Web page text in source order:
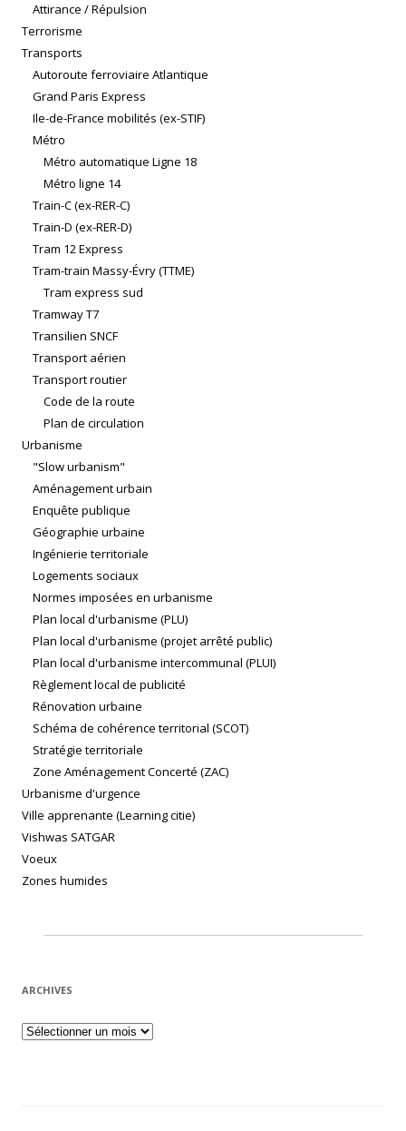
Attirance / Répulsion
Terrorisme
Transports
Autoroute ferroviaire Atlantique
Grand Paris Express
Ile-de-France mobilités (ex-STIF)
Métro
Métro automatique Ligne 18
Métro ligne 14
Train-C (ex-RER-C)
Train-D (ex-RER-D)
Tram 12 Express
Tram-train Massy-Évry (TTME)
Tram express sud
Tramway T7
Transilien SNCF
Transport aérien
Transport routier
Code de la route
Plan de circulation
Urbanisme
"Slow urbanism"
Aménagement urbain
Enquête publique
Géographie urbaine
Ingénierie territoriale
Logements sociaux
Normes imposées en urbanisme
Plan local d'urbanisme (PLU)
Plan local d'urbanisme (projet arrêté public)
Plan local d'urbanisme intercommunal (PLUI)
Règlement local de publicité
Rénovation urbaine
Schéma de cohérence territorial (SCOT)
Stratégie territoriale
Zone Aménagement Concerté (ZAC)
Urbanisme d'urgence
Ville apprenante (Learning citie)
Vishwas SATGAR
Voeux
Zones humides
ARCHIVES
Archives